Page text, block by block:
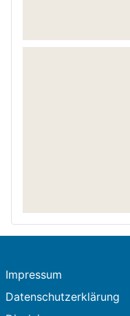
Impressum
Datenschutzerklärung